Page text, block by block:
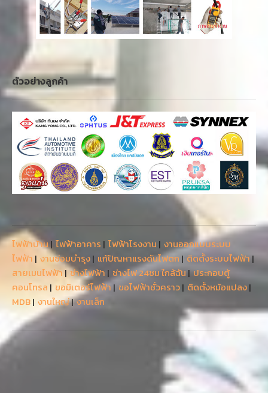
ตัวอย่างลูกค้า
ไฟฟ้าบ้าน| ไฟฟ้าอาคาร | ไฟฟ้าโรงงาน | งานออกแบบระบบ
ไฟฟ้า | งานซ่อมบำรุง| แก้ปัญหาแรงดันไฟตก | ติดตั้งระบบไฟฟ้า|
สายเมนไฟฟ้า|ช่างไฟฟ้า | ช่างไฟ 24ชม ใกล้ฉัน|ประกอบตู้
คอนโทรล | ขอมิเตอร์ไฟฟ้า | ขอไฟฟ้าชั่วคราว| ติดตั้งหม้อแปลง|
MDB| งานใหญ่|งานเล็ก